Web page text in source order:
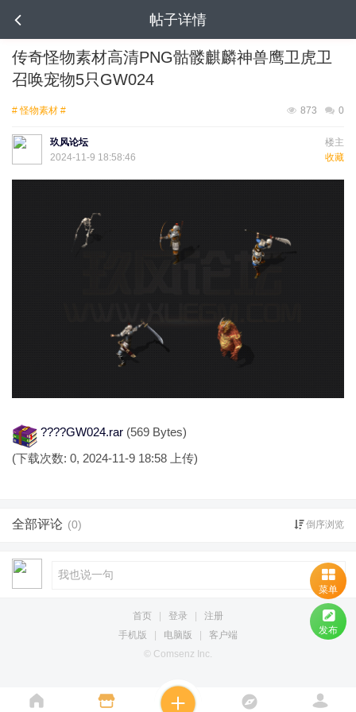
帖子详情
传奇怪物素材高清PNG骷髅麒麟神兽鹰卫虎卫
召唤宠物5只GW024
# 怪物素材 # 0
873
楼主
玖风论坛
收藏
2024-11-9 18:58:46
????GW024.rar (569 Bytes)
(下载次数: 0, 2024-11-9 18:58 上传)
全部评论 (0) 倒序浏览
首页 登录
注册
手机版
电脑版
客户端
© Comsenz Inc.
菜单
发布